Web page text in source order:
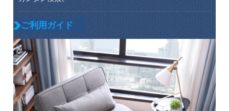
ご利用ガイド